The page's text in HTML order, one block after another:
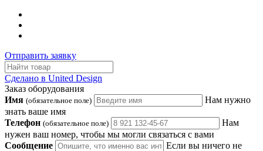
Отправить заявку
Сделано в United Design
Заказ оборудования
Имя (обязательное поле)
Нам нужно
знать ваше имя
Телефон (обязательное поле)
Нам
нужен ваш номер, чтобы мы могли связаться с вами
Сообщение
Если вы ничего не